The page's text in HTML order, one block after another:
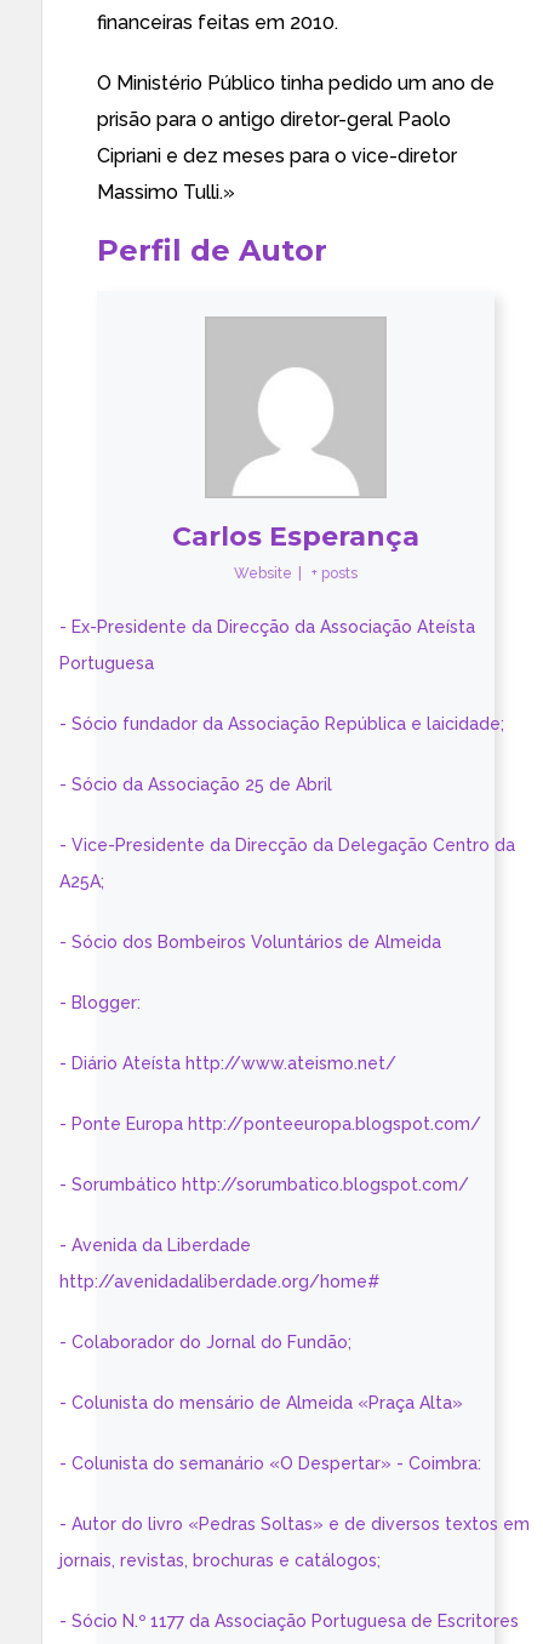
financeiras feitas em 2010.
O Ministério Público tinha pedido um ano de
prisão para o antigo diretor-geral Paolo
Cipriani e dez meses para o vice-diretor
Massimo Tulli.»
Perfil de Autor
Carlos Esperança
Website + posts
- Ex-Presidente da Direcção da Associação Ateísta
Portuguesa
- Sócio fundador da Associação República e laicidade;
- Sócio da Associação 25 de Abril
- Vice-Presidente da Direcção da Delegação Centro da
A25A;
- Sócio dos Bombeiros Voluntários de Almeida
- Blogger:
- Diário Ateísta http://www.ateismo.net/
- Ponte Europa http://ponteeuropa.blogspot.com/
- Sorumbático http://sorumbatico.blogspot.com/
- Avenida da Liberdade
http://avenidadaliberdade.org/home#
- Colaborador do Jornal do Fundão;
- Colunista do mensário de Almeida «Praça Alta»
- Colunista do semanário «O Despertar» - Coimbra:
- Autor do livro «Pedras Soltas» e de diversos textos em
jornais, revistas, brochuras e catálogos;
- Sócio N.º 1177 da Associação Portuguesa de Escritores